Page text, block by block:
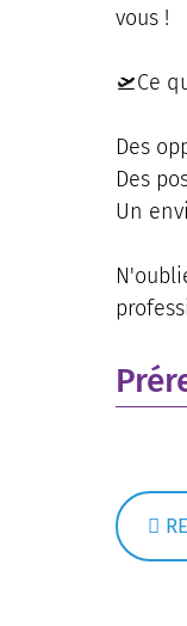
vous !
🛫Ce
Des
Des
Un